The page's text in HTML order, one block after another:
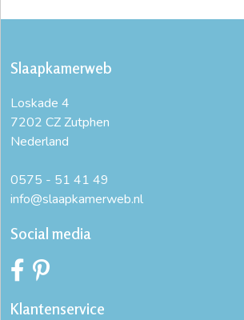
Slaapkamerweb
Loskade 4
7202 CZ Zutphen
Nederland
0575 - 51 41 49
info@slaapkamerweb.nl
Social media
Klantenservice